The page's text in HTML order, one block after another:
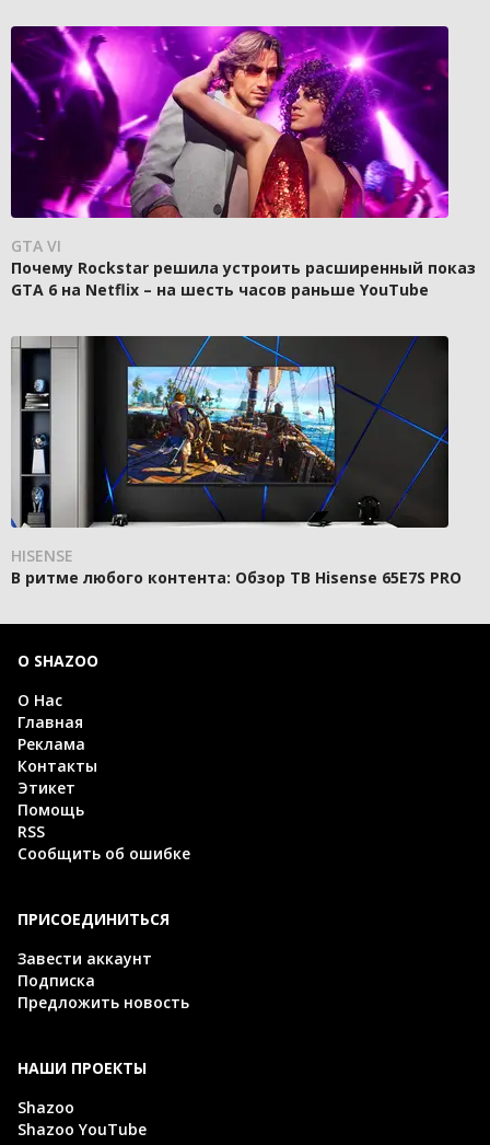
GTA VI
Почему Rockstar решила устроить расширенный показ
GTA 6 на Netflix – на шесть часов раньше YouTube
HISENSE
В ритме любого контента: Обзор ТВ Hisense 65E7S PRO
О SHAZOO
О Нас
Главная
Реклама
Контакты
Этикет
Помощь
RSS
Сообщить об ошибке
ПРИСОЕДИНИТЬСЯ
Завести аккаунт
Подписка
Предложить новость
НАШИ ПРОЕКТЫ
Shazoo
Shazoo YouTube